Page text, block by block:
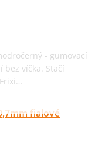
- gumovací
bez víčka. Stačí
fialové